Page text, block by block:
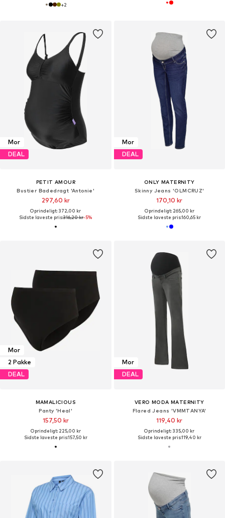
+2
Mor
DEAL
PETIT AMOUR
Bustier Badedragt 'Antonie'
297,60 kr
Oprindeligt: 372,00 kr
Sidste laveste pris:316,20 kr-5%
Mor
DEAL
ONLY MATERNITY
Skinny Jeans 'OLMCRUZ'
170,10 kr
Oprindeligt: 265,00 kr
Sidste laveste pris:160,65 kr
Mor
2 Pakke
DEAL
MAMALICIOUS
Panty 'Heal'
157,50 kr
Oprindeligt: 225,00 kr
Sidste laveste pris:157,50 kr
Mor
DEAL
VERO MODA MATERNITY
Flared Jeans 'VMMTANYA'
119,40 kr
Oprindeligt: 335,00 kr
Sidste laveste pris:119,40 kr